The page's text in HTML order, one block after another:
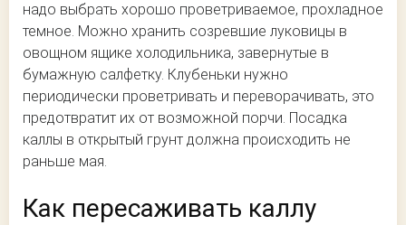
надо выбрать хорошо проветриваемое, прохладное
темное. Можно хранить созревшие луковицы в
овощном ящике холодильника, завернутые в
бумажную салфетку. Клубеньки нужно
периодически проветривать и переворачивать, это
предотвратит их от возможной порчи. Посадка
каллы в открытый грунт должна происходить не
раньше мая.
Как пересаживать каллу